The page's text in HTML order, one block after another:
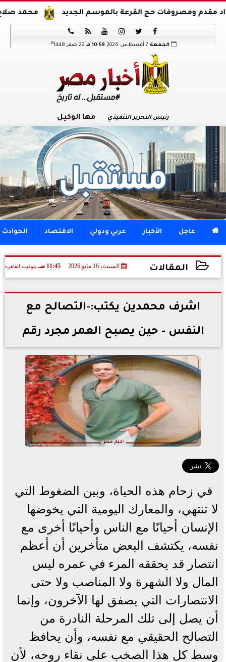
محمد صلاح يوقع عقود حج القرعة بالموسم الجديد






الجمعة 10:59 مـ 22 صفر 1448 هـ
رئيس التحرير التنفيذي مها الوكيل
 عاجل الأخبار عربي ودولي الاقتصاد الحوادث
المقالات السبت، 16 مايو 2026 11:45 صـ بتوقيت القاهرة
2026-05-16 11:45:44
اشرف محمدين يكتب:-التصالح مع
النفس - حين يصبح العمر مجرد رقم
في زحام هذه الحياة، وبين الضغوط التي
لا تنتهي، والمعارك اليومية التي يخوضها
الإنسان أحيانًا مع الناس وأحيانًا أخرى مع
نفسه، يكتشف البعض متأخرين أن أعظم
انتصار قد يحققه المرء في عمره ليس
المال ولا الشهرة ولا المناصب ولا حتى
الانتصارات التي يصفق لها الآخرون، وإنما
أن يصل إلى تلك المرحلة النادرة من
التصالح الحقيقي مع نفسه، وأن يحافظ
وسط كل هذا الصخب على نقاء روحه، لأن